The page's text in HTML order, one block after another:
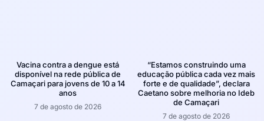
Vacina contra a dengue está
disponível na rede pública de
Camaçari para jovens de 10 a 14
anos
7 de agosto de 2026
“Estamos construindo uma
educação pública cada vez mais
forte e de qualidade”, declara
Caetano sobre melhoria no Ideb
de Camaçari
7 de agosto de 2026